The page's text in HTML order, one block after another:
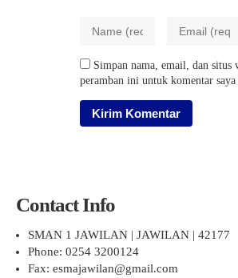
Simpan nama, email, dan situs
peramban ini untuk komentar
Contact Info
SMAN 1 JAWILAN | JAWILAN | 42177
Phone: 0254 3200124
Fax: esmajawilan@gmail.com